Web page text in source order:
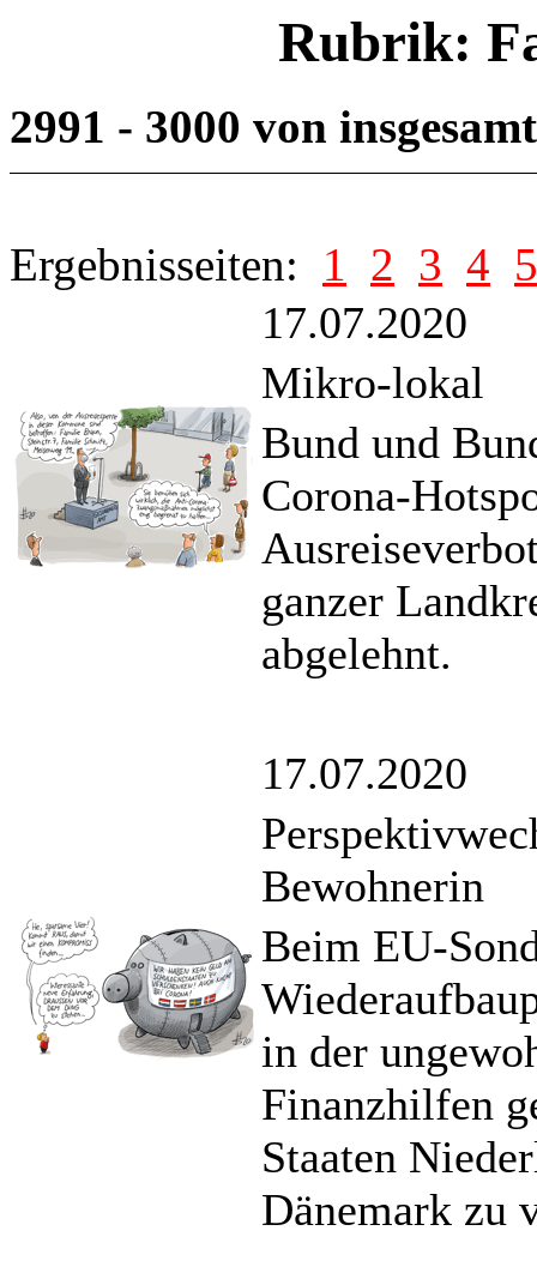
Rubrik:
2991 - 3000 von
Ergebnisseiten: 1 2 3 4 5
17.07.2020
Mikro-lokal
Bund und
Corona-
ganzer
abgelehnt.
17.07.2020
Bewohnerin
Beim EU-
in der
Finanzhilfen
Staaten
Dänemark zu